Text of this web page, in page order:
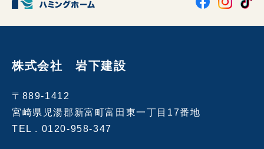
株式会社 岩下建設
〒889-1412
宮崎県児湯郡新富町富田東一丁目17番地
TEL . 0120-958-347